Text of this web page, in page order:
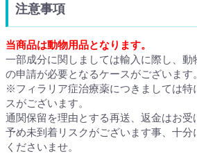
注意事項
当商品は動物用品となります。
一部成分に関しましては輸入に際し、
の申請が必要となるケースがございます。
※フィラリア症治療薬につきましては特
スがございます。
通関保留を理由とする再送、返金はお受
予め未到着リスクがございます事、十分
くださいませ。